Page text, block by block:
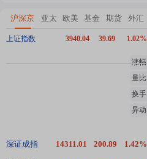
沪深京 亚太 欧美 基金 期货 外汇
上证指数 3940.04 39.69 1.02%
涨幅
量比
换手
异动
深证成指 14311.01 200.89 1.42%